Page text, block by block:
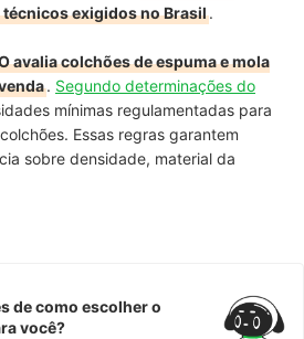
exigidos no Brasil.
avalia colchões de espuma e mola
. Segundo determinações do
mínimas regulamentadas para
Essas regras garantem
sobre densidade, material da
de como escolher o
você?